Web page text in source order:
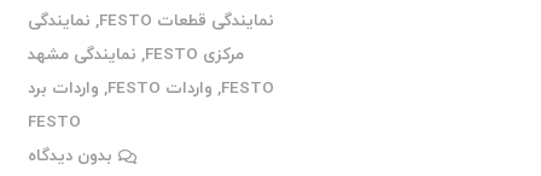
نمایندگی قطعات FESTO
, نمایندگی
مرکزی FESTO
, نمایندگی مشهد
FESTO
, واردات FESTO , واردات برد
FESTO
بدون دیدگاه